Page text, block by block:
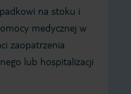
na stoku i
medycznej w
zaopatrzenia
lub hospitalizacji